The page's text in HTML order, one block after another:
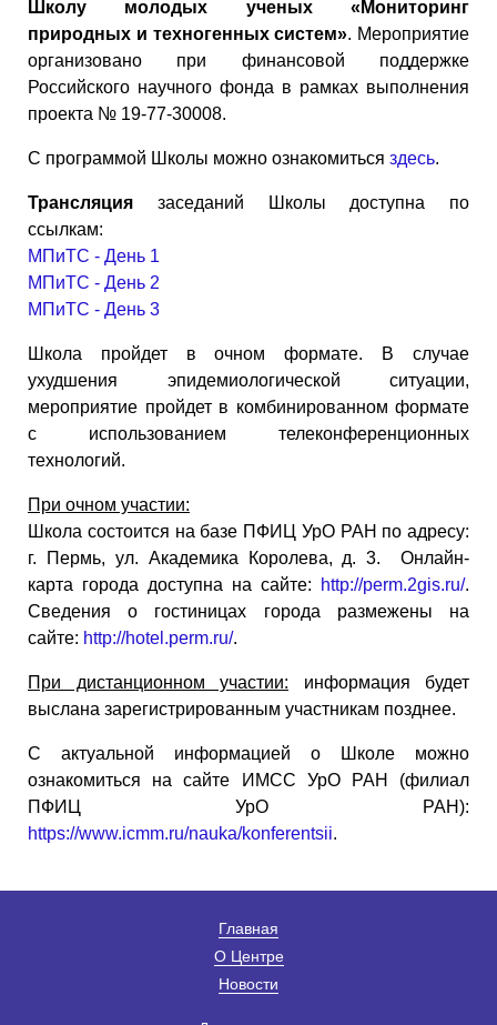
Школу молодых ученых «Мониторинг
природных и техногенных систем». Мероприятие
организовано при финансовой поддержке
Российского научного фонда в рамках выполнения
проекта № 19-77-30008.
С программой Школы можно ознакомиться здесь.
Трансляция заседаний Школы доступна по
ссылкам:
МПиТС - День 1
МПиТС - День 2
МПиТС - День 3
Школа пройдет в очном формате. В случае
ухудшения эпидемиологической ситуации,
мероприятие пройдет в комбинированном формате
с использованием телеконференционных
технологий.
При очном участии:
Школа состоится на базе ПФИЦ УрО РАН по адресу:
г. Пермь, ул. Академика Королева, д. 3. Онлайн-
карта города доступна на сайте:
http://perm.2gis.ru/.
Сведения о гостиницах города размежены на
сайте: http://hotel.perm.ru/.
При дистанционном участии: информация будет
выслана зарегистрированным участникам позднее.
С актуальной информацией о Школе можно
ознакомиться на сайте ИМСС УрО РАН (филиал
ПФИЦ УрО РАН):
https://www.icmm.ru/nauka/konferentsii.
Главная
О Центре
Новости